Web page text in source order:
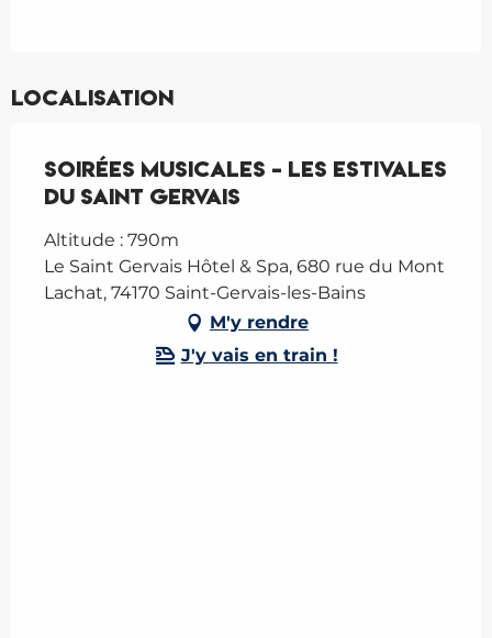
Localisation
Soirées musicales - LES ESTIVALES
du Saint Gervais
Altitude : 790m
Le Saint Gervais Hôtel & Spa, 680 rue du Mont
Lachat, 74170 Saint-Gervais-les-Bains
M'y rendre
J'y vais en train !